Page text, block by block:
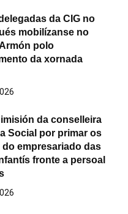
da CIG no
mobilízanse no
polo
da xornada
da conselleira
Social por primar os
do empresariado das
fronte a persoal